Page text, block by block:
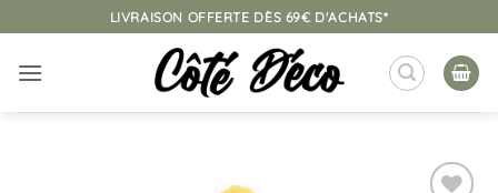
au
contenu
LIVRAISON OFFERTE DÈS 69€ D'ACHATS*